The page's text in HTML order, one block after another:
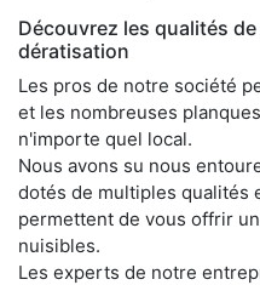
Découvrez les qualités
dératisation
Les pros de notre société
et les nombreuses
n'importe quel local.
Nous avons su nous
dotés de multiples qualités
permettent de vous offrir
nuisibles.
Les experts de notre